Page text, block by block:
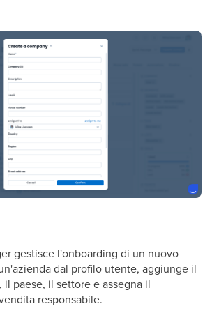
gestisce l'onboarding di un nuovo
dal profilo utente, aggiunge il
paese, il settore e assegna il
responsabile.